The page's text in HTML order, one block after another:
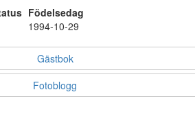
Födelsedag
1994-10-29
Gästbok
Fotoblogg